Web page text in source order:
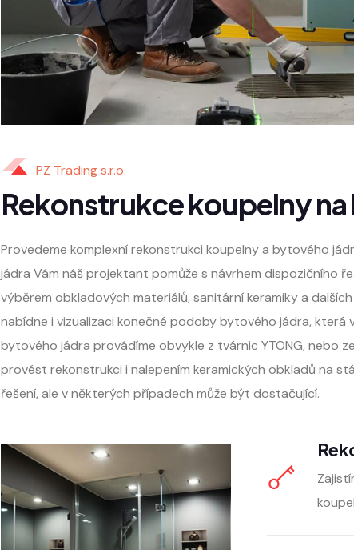
PZ Trading s.r.o.
Rekonstrukce koupelny na
Provedeme komplexní rekonstrukci koupelny a bytového
jádra Vám náš projektant pomůže s návrhem dispozičního
výběrem obkladových materiálů, sanitární keramiky a
nabídne i vizualizaci konečné podoby bytového jádra, která
bytového jádra provádíme obvykle z tvárnic YTONG, nebo
provést rekonstrukci i nalepením keramických obkladů na
řešení, ale v některých případech může být dostačující.